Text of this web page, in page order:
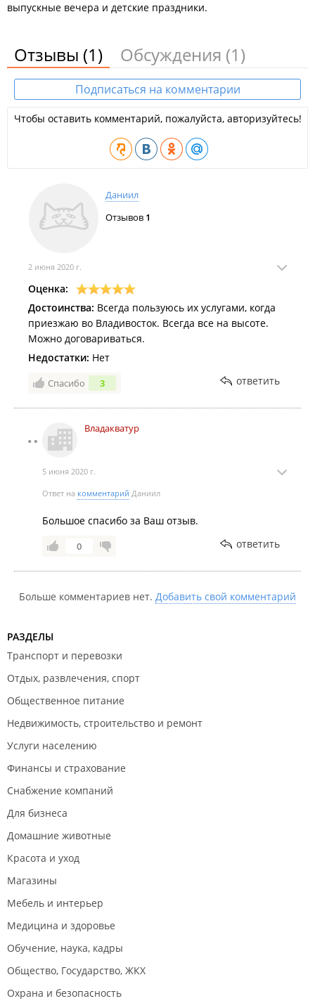
выпускные вечера и детские праздники.
Отзывы (1) Обсуждения (1)
Подписаться на комментарии
Чтобы оставить комментарий, пожалуйста, авторизуйтесь!
Даниил
Отзывов 1
2 июня 2020 г.
Оценка:
Достоинства: Всегда пользуюсь их услугами, когда
приезжаю во Владивосток. Всегда все на высоте.
Можно договариваться.
Недостатки: Нет
Спасибо 3 ответить
Владакватур
5 июня 2020 г.
Ответ на комментарий Даниил
Большое спасибо за Ваш отзыв.
0 ответить
Больше комментариев нет. Добавить свой комментарий
РАЗДЕЛЫ
Транспорт и перевозки
Отдых, развлечения, спорт
Общественное питание
Недвижимость, строительство и ремонт
Услуги населению
Финансы и страхование
Снабжение компаний
Для бизнеса
Домашние животные
Красота и уход
Магазины
Мебель и интерьер
Медицина и здоровье
Обучение, наука, кадры
Общество, Государство, ЖКХ
Охрана и безопасность